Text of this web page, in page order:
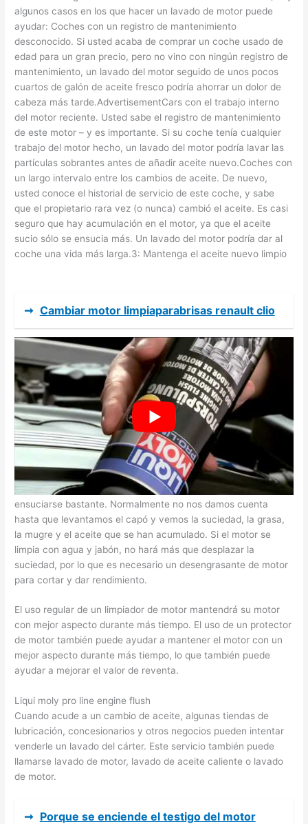
algunos casos en los que hacer un lavado de motor puede
ayudar: Coches con un registro de mantenimiento
desconocido. Si usted acaba de comprar un coche usado de
edad para un gran precio, pero no vino con ningún registro de
mantenimiento, un lavado del motor seguido de unos pocos
cuartos de galón de aceite fresco podría ahorrar un dolor de
cabeza más tarde.AdvertisementCars con el trabajo interno
del motor reciente. Usted sabe el registro de mantenimiento
de este motor – y es importante. Si su coche tenía cualquier
trabajo del motor hecho, un lavado del motor podría lavar las
partículas sobrantes antes de añadir aceite nuevo.Coches con
un largo intervalo entre los cambios de aceite. De nuevo,
usted conoce el historial de servicio de este coche, y sabe
que el propietario rara vez (o nunca) cambió el aceite. Es casi
seguro que hay acumulación en el motor, ya que el aceite
sucio sólo se ensucia más. Un lavado del motor podría dar al
coche una vida más larga.3: Mantenga el aceite nuevo limpio
➞ Cambiar motor limpiaparabrisas renault clio
Lavado del motor Stp
Los motores de nuestros coches y furgonetas pueden
ensuciarse bastante. Normalmente no nos damos cuenta
hasta que levantamos el capó y vemos la suciedad, la grasa,
la mugre y el aceite que se han acumulado. Si el motor se
limpia con agua y jabón, no hará más que desplazar la
suciedad, por lo que es necesario un desengrasante de motor
para cortar y dar rendimiento.
El uso regular de un limpiador de motor mantendrá su motor
con mejor aspecto durante más tiempo. El uso de un protector
de motor también puede ayudar a mantener el motor con un
mejor aspecto durante más tiempo, lo que también puede
ayudar a mejorar el valor de reventa.
Liqui moly pro line engine flush
Cuando acude a un cambio de aceite, algunas tiendas de
lubricación, concesionarios y otros negocios pueden intentar
venderle un lavado del cárter. Este servicio también puede
llamarse lavado de motor, lavado de aceite caliente o lavado
de motor.
➞ Porque se enciende el testigo del motor